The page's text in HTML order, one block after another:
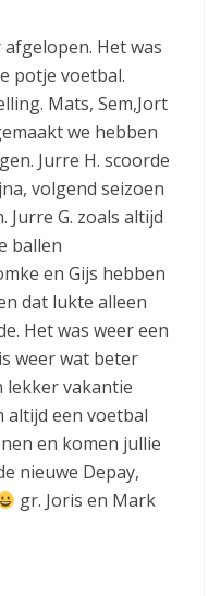
Het was
potje voetbal.
Mats, Sem,Jort
we hebben
Jurre H. scoorde
volgend seizoen
Jurre G. zoals altijd
ballen
en Gijs hebben
dat lukte alleen
Het was weer een
weer wat beter
lekker vakantie
altijd een voetbal
en komen jullie
nieuwe Depay,
gr. Joris en Mark